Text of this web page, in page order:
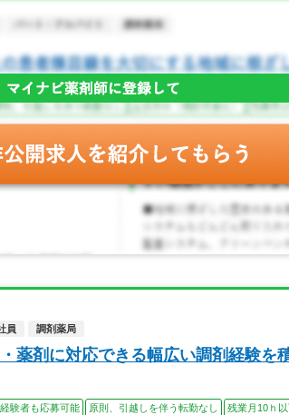
員 調剤薬局
薬剤に対応できる幅広い調剤経験を
験者も応募可能 原則、引越しを伴う転勤なし 残業月10ｈ